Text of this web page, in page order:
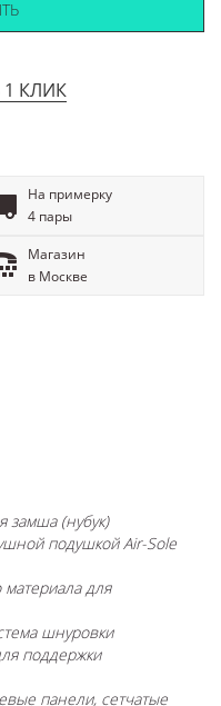
КЛИК
На примерку
4 пары
Магазин
в Москве
замша (нубук)
подушкой Air-Sole
материала для
шнуровки
поддержки
панели, сетчатые